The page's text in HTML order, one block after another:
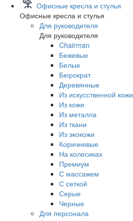
Офисные кресла и стулья
Офисные кресла и стулья
Для руководителя
Для руководителя
Chairman
Бежевые
Белые
Бюрократ
Деревянные
Из искусственной кожи
Из кожи
Из металла
Из ткани
Из экокожи
Коричневые
На колесиках
Премиум
С массажем
С сеткой
Серые
Черные
Для персонала